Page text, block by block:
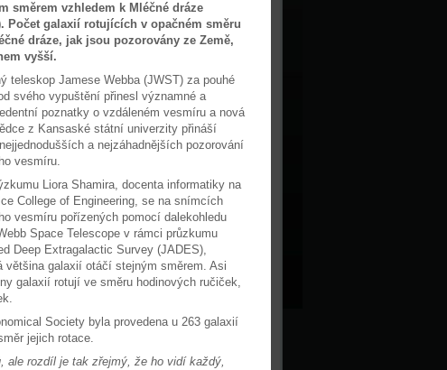
směrem vzhledem k Mléčné dráze
Počet galaxií rotujících v opačném směru
dráze, jak jsou pozorovány ze Země,
vyšší.
teleskop Jamese Webba (JWST) za pouhé
svého vypuštění přinesl významné a
poznatky o vzdáleném vesmíru a nová
z Kansaské státní univerzity přináší
a nejzáhadnějších pozorování
vesmíru.
Liora Shamira, docenta informatiky na
College of Engineering, se na snímcích
vesmíru pořízených pomocí dalekohledu
Space Telescope v rámci průzkumu
Deep Extragalactic Survey (JADES),
většina galaxií otáčí stejným směrem. Asi
galaxií rotují ve směru hodinových ručiček,
Society byla provedena u 263 galaxií
jejich rotace.
ale rozdíl je tak zřejmý, že ho vidí každý,